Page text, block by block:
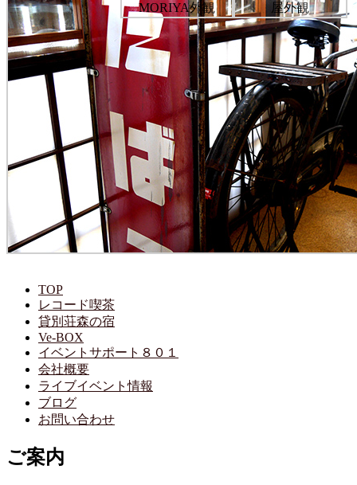
TOP
レコード喫茶
貸別荘森の宿
Ve-BOX
イベントサポート８０１
会社概要
ライブイベント情報
ブログ
お問い合わせ
ご案内